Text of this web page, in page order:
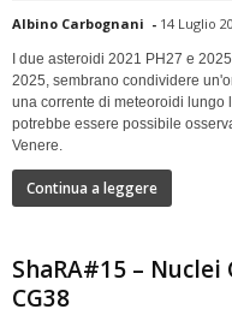
Albino Carbognani - 14 Luglio
I due asteroidi 2021 PH27 e
2025, sembrano condividere
una corrente di meteoroidi lungo
potrebbe essere possibile
Venere.
Continua a leggere
ShaRA#15 – Nuclei
CG38